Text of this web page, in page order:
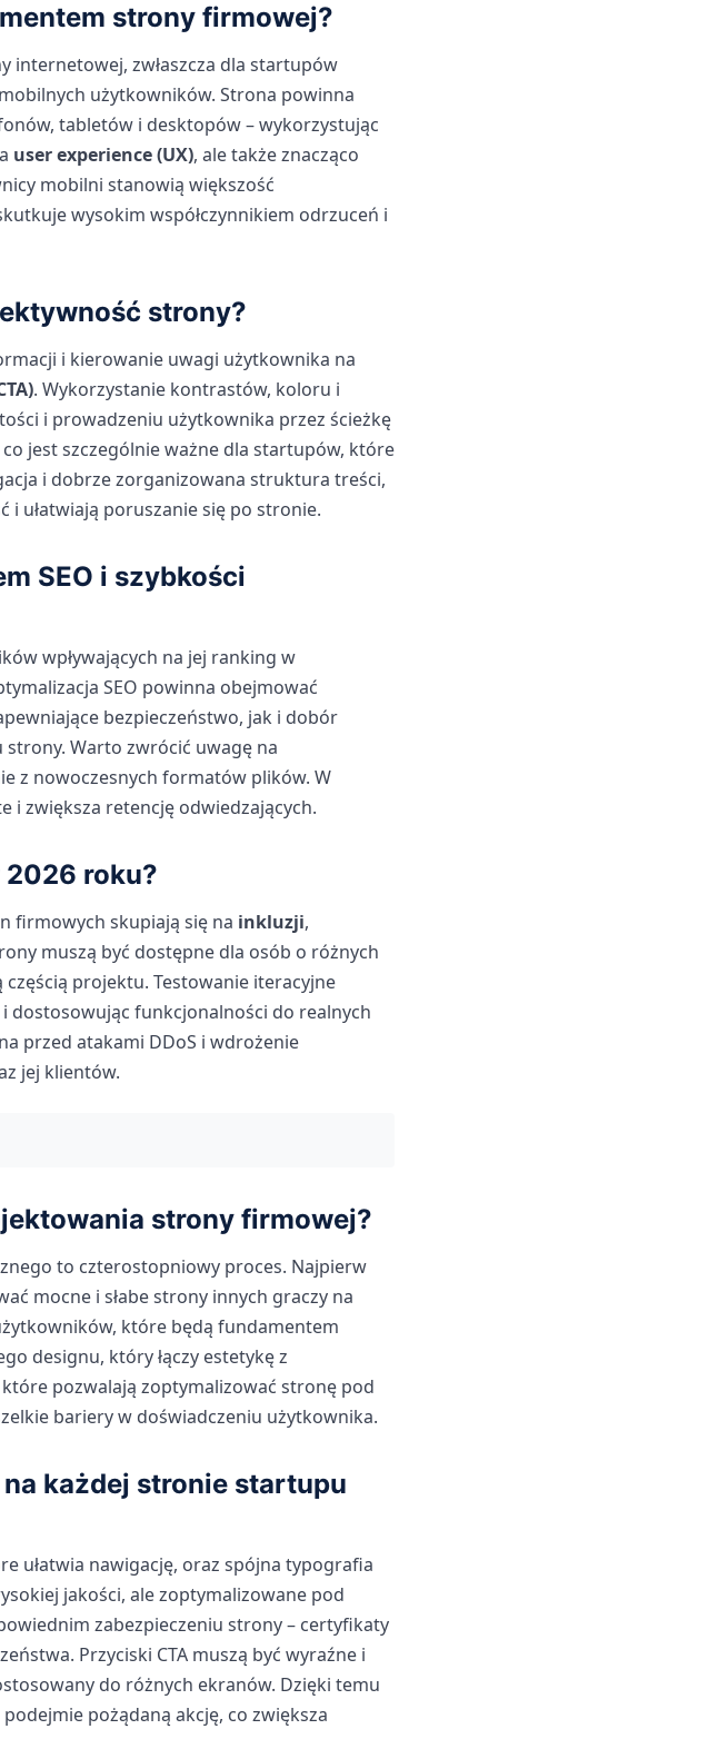
strony firmowej?
internetowej, zwłaszcza dla startupów
użytkowników. Strona powinna
tabletów i desktopów – wykorzystując
user experience (UX), ale także znacząco
mobilni stanowią większość
wysokim współczynnikiem odrzuceń i
strony?
i kierowanie uwagi użytkownika na
. Wykorzystanie kontrastów, koloru i
i prowadzeniu użytkownika przez ścieżkę
jest szczególnie ważne dla startupów, które
i dobrze zorganizowana struktura treści,
i ułatwiają poruszanie się po stronie.
SEO i szybkości
wpływających na jej ranking w
SEO powinna obejmować
bezpieczeństwo, jak i dobór
Warto zwrócić uwagę na
z nowoczesnych formatów plików. W
i zwiększa retencję odwiedzających.
roku?
firmowych skupiają się na inkluzji,
muszą być dostępne dla osób o różnych
projektu. Testowanie iteracyjne
i dostosowując funkcjonalności do realnych
przed atakami DDoS i wdrożenie
jej klientów.
strony firmowej?
to czterostopniowy proces. Najpierw
mocne i słabe strony innych graczy na
które będą fundamentem
designu, który łączy estetykę z
które pozwalają zoptymalizować stronę pod
bariery w doświadczeniu użytkownika.
każdej stronie startupu
ułatwia nawigację, oraz spójna typografia
jakości, ale zoptymalizowane pod
zabezpieczeniu strony – certyfikaty
Przyciski CTA muszą być wyraźne i
do różnych ekranów. Dzięki temu
pożądaną akcję, co zwiększa